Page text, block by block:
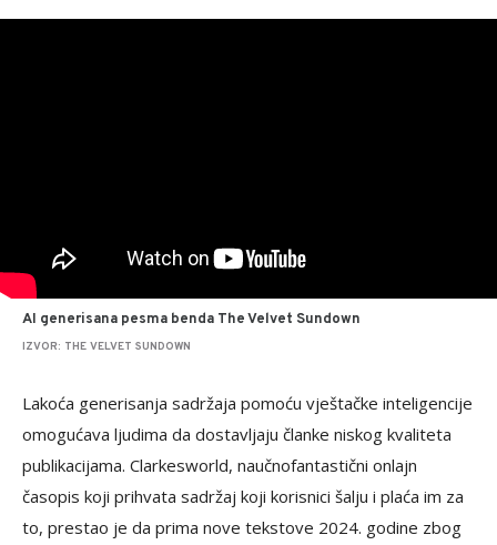
AI generisana pesma benda The Velvet Sundown
IZVOR: THE VELVET SUNDOWN
Lakoća generisanja sadržaja pomoću vještačke inteligencije
omogućava ljudima da dostavljaju članke niskog kvaliteta
publikacijama. Clarkesworld, naučnofantastični onlajn
časopis koji prihvata sadržaj koji korisnici šalju i plaća im za
to, prestao je da prima nove tekstove 2024. godine zbog